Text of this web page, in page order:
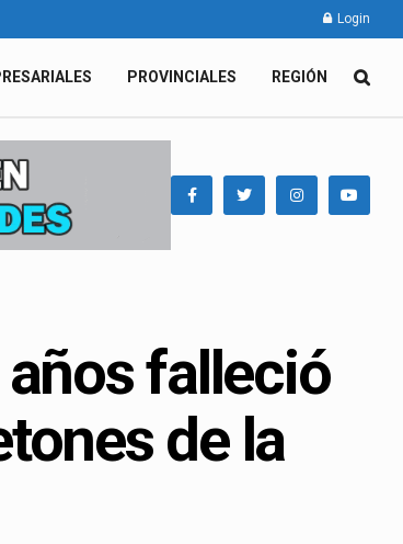
Login
PROVINCIALES REGIÓN
falleció
de la